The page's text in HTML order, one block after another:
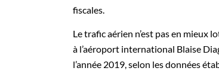
fiscales.
Le trafic aérien n’est pas en mieux
à l’aéroport international Blaise
l’année 2019, selon les données